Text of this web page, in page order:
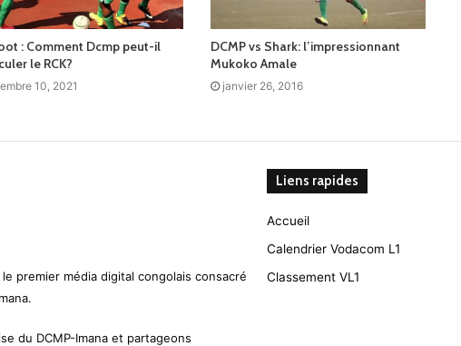
: Comment Dcmp peut-il
le RCK?
10, 2021
DCMP vs Shark: l’impressionnant
Mukoko Amale
janvier 26, 2016
premier média digital congolais consacré
du DCMP-Imana et partageons
Liens rapides
Accueil
Calendrier Vodacom L1
Classement VL1